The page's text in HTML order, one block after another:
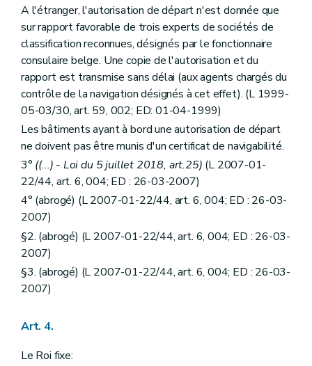
A l'étranger, l'autorisation de départ n'est donnée que
sur rapport favorable de trois experts de sociétés de
classification reconnues, désignés par le fonctionnaire
consulaire belge. Une copie de l'autorisation et du
rapport est transmise sans délai (aux agents chargés du
contrôle de la navigation désignés à cet effet). (L 1999-
05-03/30, art. 59, 002; ED: 01-04-1999)
Les bâtiments ayant à bord une autorisation de départ
ne doivent pas être munis d'un certificat de navigabilité.
3° ((...) - Loi du 5 juillet 2018, art.25) (L 2007-01-
22/44, art. 6, 004; ED : 26-03-2007)
4° (abrogé) (L 2007-01-22/44, art. 6, 004; ED : 26-03-
2007)
§2. (abrogé) (L 2007-01-22/44, art. 6, 004; ED : 26-03-
2007)
§3. (abrogé) (L 2007-01-22/44, art. 6, 004; ED : 26-03-
2007)
Art. 4.
Le Roi fixe: